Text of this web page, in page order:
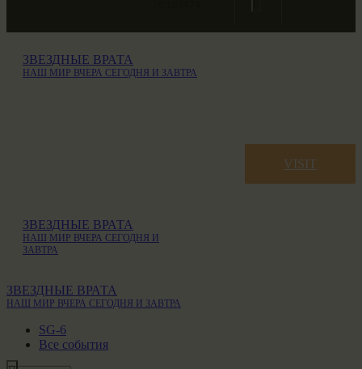
ЗВЕЗДНЫЕ ВРАТА
НАШ МИР ВЧЕРА СЕГОДНЯ И ЗАВТРА
VISIT
ЗВЕЗДНЫЕ ВРАТА
НАШ МИР ВЧЕРА СЕГОДНЯ И
ЗАВТРА
ЗВЕЗДНЫЕ ВРАТА
НАШ МИР ВЧЕРА СЕГОДНЯ И ЗАВТРА
SG-6
Все события